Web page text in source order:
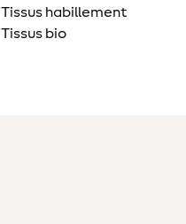
Tissus habillement
Tissus bio